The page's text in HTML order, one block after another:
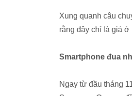
Xung quanh câu
rằng đây chỉ là giá
Smartphone đua
Ngay từ đầu tháng